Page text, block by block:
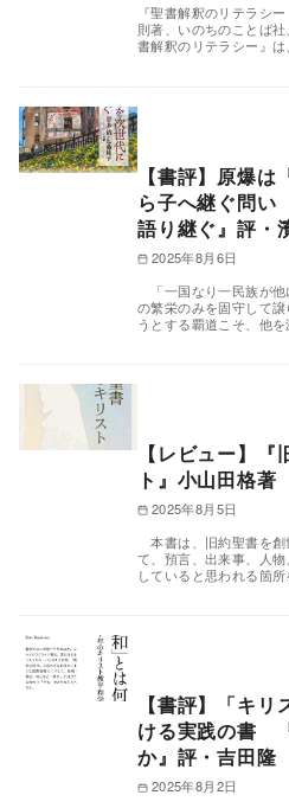
『聖書解釈のリテラシ
則著、いのちのことば
書解釈のリテラシー』
【書評】原爆
ら子へ継ぐ問
語り継ぐ』評・
2025年8月6日
「一国なり一民族が他
の繁栄のみを固守して
うとする覇道こそ、他
【レビュー】
ト』小山田格著
2025年8月5日
本書は、旧約聖書を創
て、預言、出来事、人
していると思われる箇
【書評】「キ
ける実践の書
か』評・吉田隆
2025年8月2日